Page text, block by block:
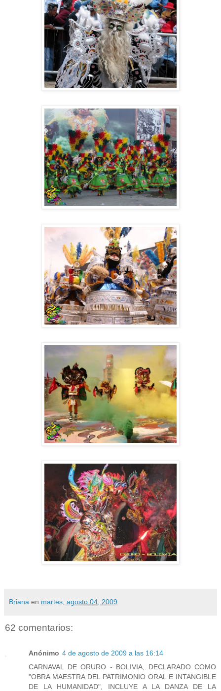
Briana en martes, agosto 04, 2009
62 comentarios:
Anónimo 4 de agosto de 2009 a las 16:14
CARNAVAL DE ORURO - BOLIVIA, DECLARADO COMO
"OBRA MAESTRA DEL PATRIMONIO ORAL E INTANGIBLE
DE LA HUMANIDAD", INCLUYE A LA DANZA DE LA